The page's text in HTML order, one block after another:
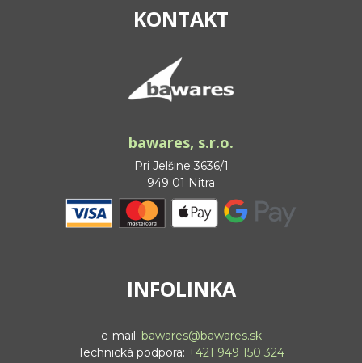
KONTAKT
bawares, s.r.o.
Pri Jelšine 3636/1
949 01 Nitra
INFOLINKA
e-mail: bawares@bawares.sk
Technická podpora: +421 949 150 324